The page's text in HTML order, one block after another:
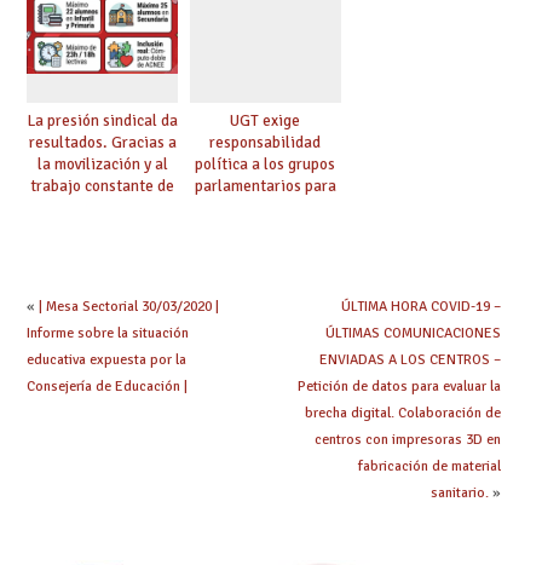
La presión sindical da
resultados. Gracias a
la movilización y al
trabajo constante de
UGT exige
responsabilidad
política a los grupos
parlamentarios para
« | Mesa Sectorial 30/03/2020 |
Informe sobre la situación
educativa expuesta por la
Consejería de Educación |
ÚLTIMA HORA COVID-19 –
ÚLTIMAS COMUNICACIONES
ENVIADAS A LOS CENTROS –
Petición de datos para evaluar la
brecha digital. Colaboración de
centros con impresoras 3D en
fabricación de material
sanitario.»